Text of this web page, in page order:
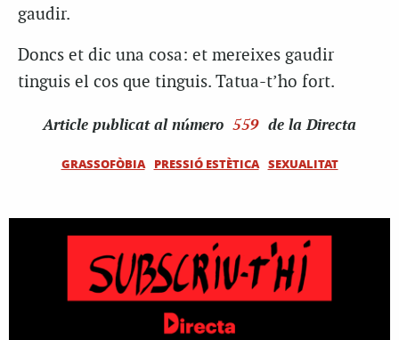
gaudir.
Doncs et dic una cosa: et mereixes gaudir
tinguis el cos que tinguis. Tatua-t’ho fort.
Article publicat al número 559 de la Directa
GRASSOFÒBIA PRESSIÓ ESTÈTICA SEXUALITAT